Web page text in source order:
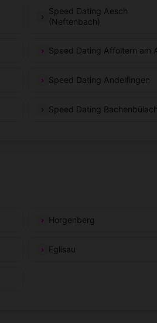
Speed Dating Aesch
(Neftenbach)
Speed Dating Affoltern am
Speed Dating Andelfingen
Speed Dating Bachenbülach
Horgenberg
Eglisau